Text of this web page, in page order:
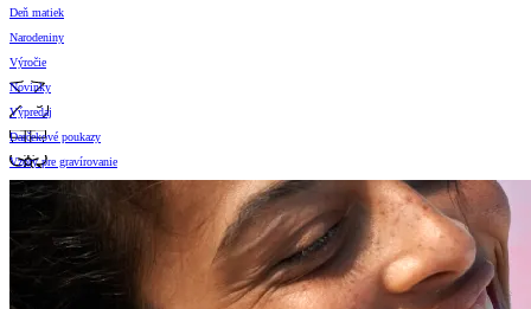
Deň matiek
Narodeniny
Výročie
Novinky
Výpredaj
Darčekové poukazy
Vzory pre gravírovanie